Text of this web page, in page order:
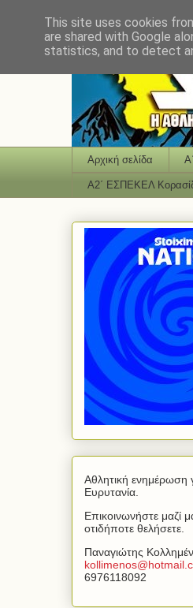
Αρχική σελίδα
Α2΄ ΕΣΠΕΚΕΛ
Αθλητική ενημέρωση
Ευρυτανία.
Επικοινωνήστε μαζί
οτιδήποτε θελήσετε.
Παναγιώτης
kollimenos@hotmail
6976118092
This site uses cookies
are shared with Google
statistics, and to detect